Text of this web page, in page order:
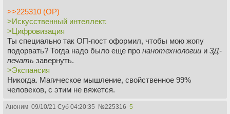
способные стать, что называется, душой общества,
состоящего из сотни и более постоянно меняющихся
отдыхающих. Но в большинстве случаев жизнь бросает
на должность самые настоящие отбросы общества -
хорошо всем знакомых пошляков-халтурщиков, всерьез и
надолго скомпрометировавших в глазах людей данный
род занятий. Однако факт наличия отдельных
проходимцев вовсе не отменяет фундаментальнейший
факт исключительной важности и сложности призвания
>В каком году любую болезнь можно будет вылечить 1
уколом?
Один укол подразумевает каких-нибудь нанитов, что
гораздо дороже, чем искусственная печень.
>Когда человечество начнёт полноценно осваивать
Солнечную Систему, а не посылать микродронов на
разведку?
Когда научится годами выживать в космосе без риска для
>>225310 (OP)
>Искусственный интеллект.
>Цифровизация
Ты специально так ОП-пост оформил, чтобы мою жопу
подорвать? Тогда надо было еще про нанотехнологии и 3Д-
печать завернуть.
>Экспансия
Никогда. Магическое мышление, свойственное 99%
человеков, с этим не вяжется.
Аноним 09/10/21 Суб 04:20:35 №225316 5